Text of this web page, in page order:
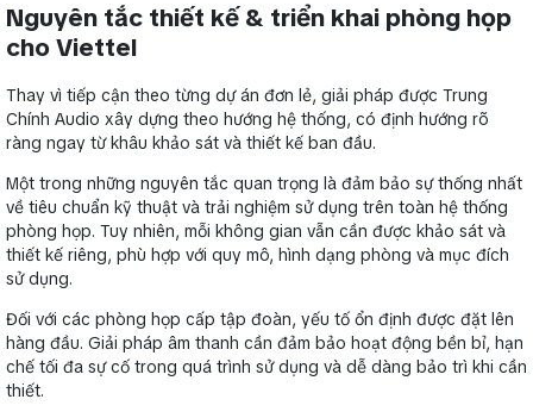
Nguyên tắc thiết kế & triển khai phòng họp
cho Viettel
Thay vì tiếp cận theo từng dự án đơn lẻ, giải pháp được Trung
Chính Audio xây dựng theo hướng hệ thống, có định hướng rõ
ràng ngay từ khâu khảo sát và thiết kế ban đầu.
Một trong những nguyên tắc quan trọng là đảm bảo sự thống nhất
về tiêu chuẩn kỹ thuật và trải nghiệm sử dụng trên toàn hệ thống
phòng họp. Tuy nhiên, mỗi không gian vẫn cần được khảo sát và
thiết kế riêng, phù hợp với quy mô, hình dạng phòng và mục đích
sử dụng.
Đối với các phòng họp cấp tập đoàn, yếu tố ổn định được đặt lên
hàng đầu. Giải pháp âm thanh cần đảm bảo hoạt động bền bỉ, hạn
chế tối đa sự cố trong quá trình sử dụng và dễ dàng bảo trì khi cần
thiết.